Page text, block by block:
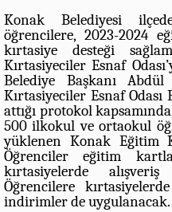
Konak Belediyesi
öğrencilere, 2023-2024
kırtasiye desteği
Kırtasiyeciler Esnaf
Belediye Başkanı
Kırtasiyeciler Esnaf
attığı protokol
500 ilkokul ve ortaokul
yüklenen Konak Eğitim
Öğrenciler eğitim
kırtasiyelerde
Öğrencilere
indirimler de uygulanacak.